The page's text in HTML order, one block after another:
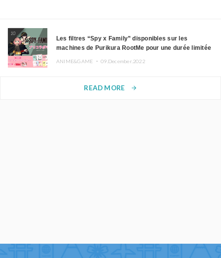
10
Les filtres “Spy x Family” disponibles sur les
machines de Purikura RootMe pour une durée limitée
ANIME&GAME ・09.December.2022
READ MORE arrow_forward